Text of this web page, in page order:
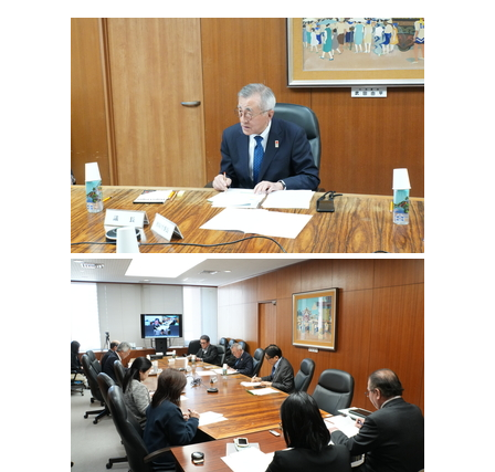
組織案内
外国人の方向け情報
相談・支援・情報 計画・施策
遊ぶ・体験する グルメ・食べる
買う・おみやげ 四季のイベント・祭り
中津市について 市役所の紹介
地方創生・地域活性化 広報・広聴